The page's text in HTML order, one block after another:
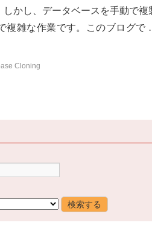
かし、データベースを手動で複
複雑な作業です。このブログで
Cloning